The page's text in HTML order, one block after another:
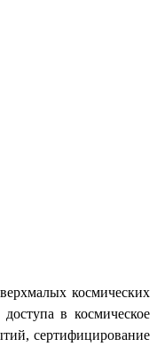
космических
в космическое
сертифицирование